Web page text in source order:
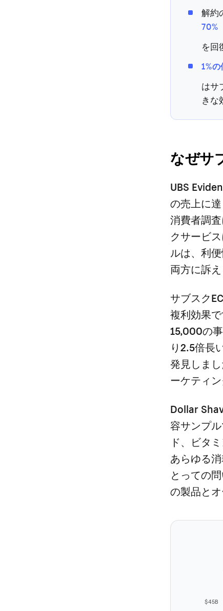
解約
70%
を回
1%
はサ
きな
なぜサ
UBS
の売上に
消費者調
クサービ
ルは、利
両方に訴え
サブスク
複利効果
15,000の
り2.5倍長
発見しま
ーケティ
Dollar
容サンプ
ド、ビタ
あらゆる
とっての
の製品とオ
$45B